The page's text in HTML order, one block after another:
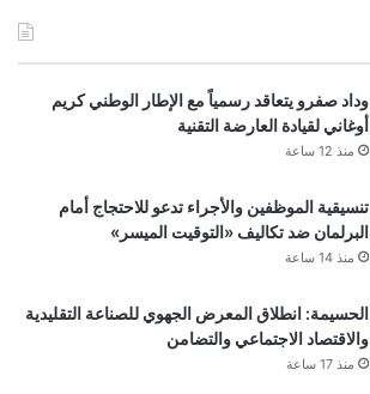
وداد صفرو يتعاقد رسمياً مع الإطار الوطني كريم
أوغاني لقيادة العارضة التقنية
منذ 12 ساعة
تنسيقية الموظفين والأجراء تدعو للاحتجاج أمام
البرلمان ضد تكاليف «التوقيت الميسر»
منذ 14 ساعة
الحسيمة: انطلاق المعرض الجهوي للصناعة التقليدية
والاقتصاد الاجتماعي والتضامن
منذ 17 ساعة